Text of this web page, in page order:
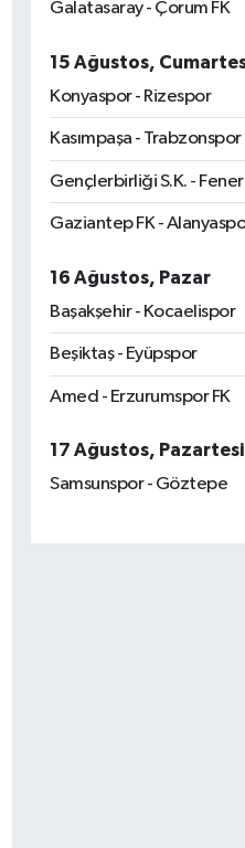
Galatasaray - Çorum FK
15 Ağustos,
Konyaspor - Rizespor
Kasımpaşa - Trabzonspor
Gençlerbirliği S.K. -
Gaziantep FK -
16 Ağustos, Pazar
Başakşehir - Kocaelispor
Beşiktaş - Eyüpspor
Amed - Erzurumspor FK
17 Ağustos, Pazartesi
Samsunspor - Göztepe